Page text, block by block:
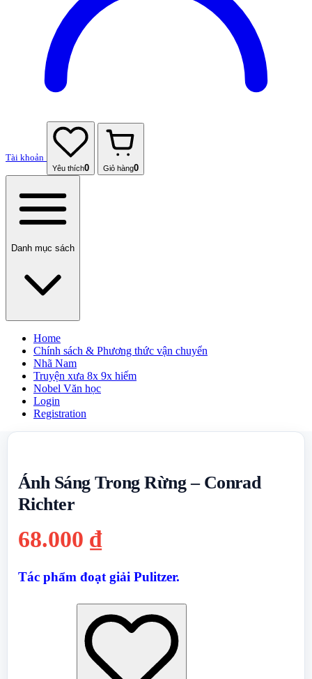
Tài khoản
Yêu thích0 Giỏ hàng0
Danh mục sách
Home
Chính sách & Phương thức vận chuyển
Nhã Nam
Truyện xưa 8x 9x hiếm
Nobel Văn học
Login
Registration
Ánh Sáng Trong Rừng – Conrad
Richter
68.000 ₫
Tác phẩm đoạt giải Pulitzer.